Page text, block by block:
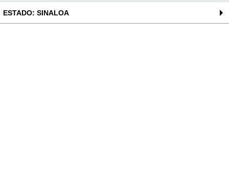
ESTADO: SINALOA